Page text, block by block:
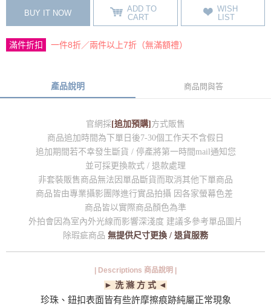
BUY IT NOW
ADD TO
CART
WISH
LIST
滿件折扣 一件8折／兩件以上7折（無滿額禮）
產品說明 商品問與答
官網採 [追加預購] 方式販售
商品追加時間為下單日後7-30個工作天不含假日
追加期間若不幸發生斷貨 / 停產將第一時間mail通知您
並可採更換款式 / 退款處理
非套裝販售商品無法因單品斷貨而取消其他下單商品
商品皆由專業攝影團隊進行實品拍攝 因各家螢幕色差
商品皆以實際商品顏色為準
外拍會因為室內外光線而影響深淺度 建議多參考單品圖片
除瑕疵商品 無提供尺寸更換 / 退貨服務
| Descriptions 商品說明 |
► 洗 滌 方 式 ◄
珍珠、鈕扣表面皆有些許摩擦痕跡純屬正常現象